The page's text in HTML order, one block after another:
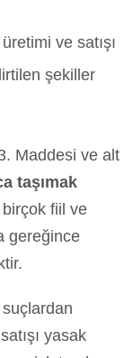
ve satışı
şekiller
Maddesi ve alt
taşımak
birçok fiil ve
gereğince
yasak